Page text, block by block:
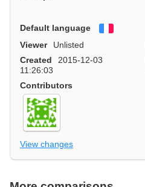
Default language
Viewer
Unlisted
Created
2015-12-03
11:26:03
Contributors
View changes